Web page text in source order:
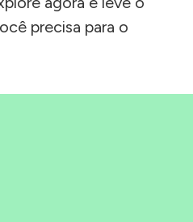
precisa para o